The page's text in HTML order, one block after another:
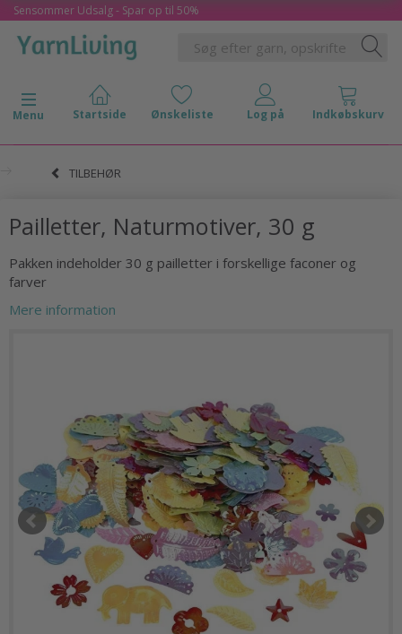
Sensommer Udsalg - Spar op til 50%
Skifte navigation
Menu
TILBEHØR
Pailletter, Naturmotiver, 30 g
Pakken indeholder 30 g pailletter i forskellige faconer og
farver
Mere information